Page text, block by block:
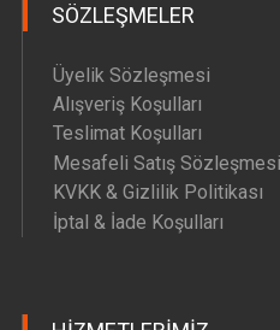
SÖZLEŞMELER
Üyelik Sözleşmesi
Alışveriş Koşulları
Teslimat Koşulları
Mesafeli Satış Sözleşmesi
KVKK & Gizlilik Politikası
İptal & İade Koşulları